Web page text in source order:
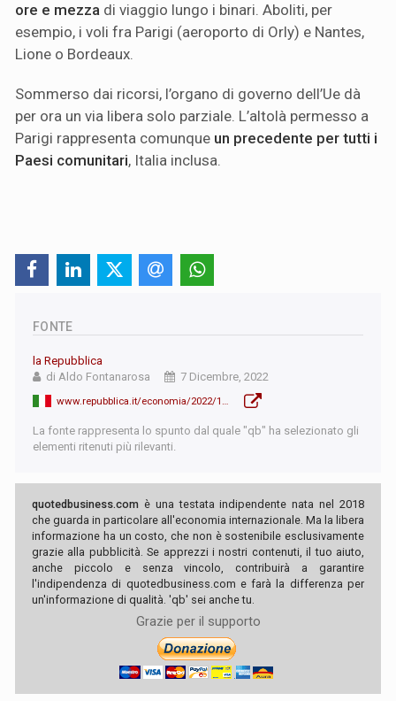
ore e mezza di viaggio lungo i binari. Aboliti, per
esempio, i voli fra Parigi (aeroporto di Orly) e Nantes,
Lione o Bordeaux.
Sommerso dai ricorsi, l’organo di governo dell’Ue dà
per ora un via libera solo parziale. L’altolà permesso a
Parigi rappresenta comunque un precedente per tutti i
Paesi comunitari, Italia inclusa.
FONTE
la Repubblica
di Aldo Fontanarosa
7 Dicembre, 2022
La fonte rappresenta lo spunto dal quale "qb" ha selezionato gli
elementi ritenuti più rilevanti.
quotedbusiness.com è una testata indipendente nata nel 2018
che guarda in particolare all'economia internazionale. Ma la libera
informazione ha un costo, che non è sostenibile esclusivamente
grazie alla pubblicità. Se apprezzi i nostri contenuti, il tuo aiuto,
anche piccolo e senza vincolo, contribuirà a garantire
l'indipendenza di quotedbusiness.com e farà la differenza per
un'informazione di qualità. 'qb' sei anche tu.
Grazie per il supporto